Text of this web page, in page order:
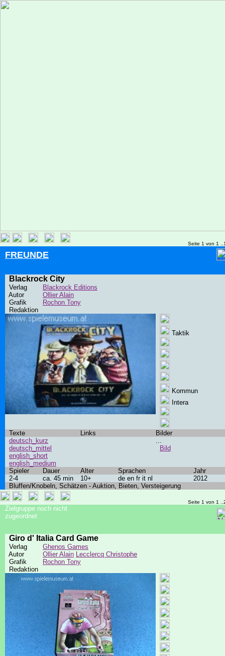
Seite 1 von 1
FREUNDE
Blackrock City
Verlag
Blackrock Editions
Autor
Ollier Alain
Grafik
Rochon Tony
Redaktion
Taktik
Kommun
Intera
Texte Links
Bilder
deutsch_kurz
deutsch_mittel
english_short
english_medium
...
Bild
Spieler Dauer Alter Sprachen
Jahr
2-4
ca. 45 min 10+ de en fr it nl
2012
Bluffen/Knobeln, Schätzen - Auktion, Bieten, Versteigerung
Seite 1 von 1
Zielgruppe noch nicht
zugeordnet
Giro d' Italia Card Game
Verlag
Ghenos Games
Autor
Ollier Alain Lecclercq Christophe
Grafik
Rochon Tony
Redaktion